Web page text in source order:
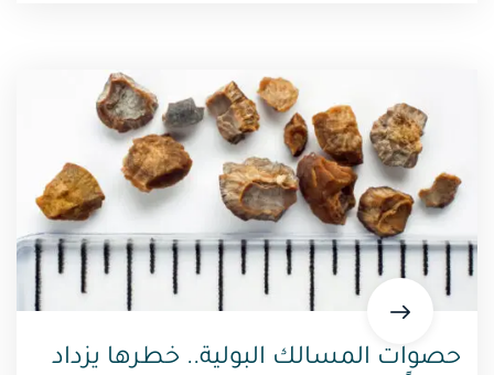
حصوات المسالك البولية.. خطرها يزداد